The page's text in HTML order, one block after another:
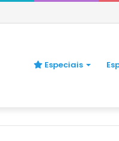
se preocupar
Especiais